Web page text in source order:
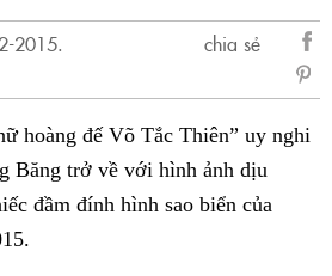
2015.
chia sẻ
sẻ
hoàng đế Võ Tắc Thiên” uy nghi
Băng trở về với hình ảnh dịu
đầm đính hình sao biển của